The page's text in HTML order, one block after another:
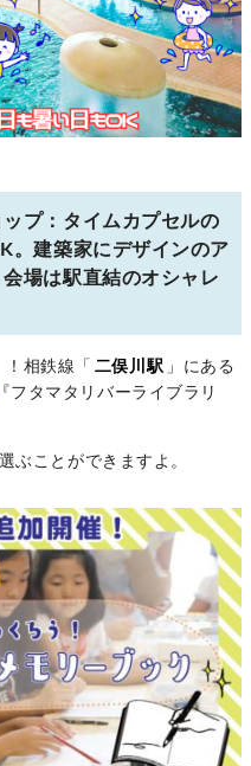
ップ：タイムカプセルの
。建築家にデザインのア
場は駅直結のオシャレ
相鉄線「 二俣川駅 」にある
『フタマタリバーライブラリ
ぶことができますよ。